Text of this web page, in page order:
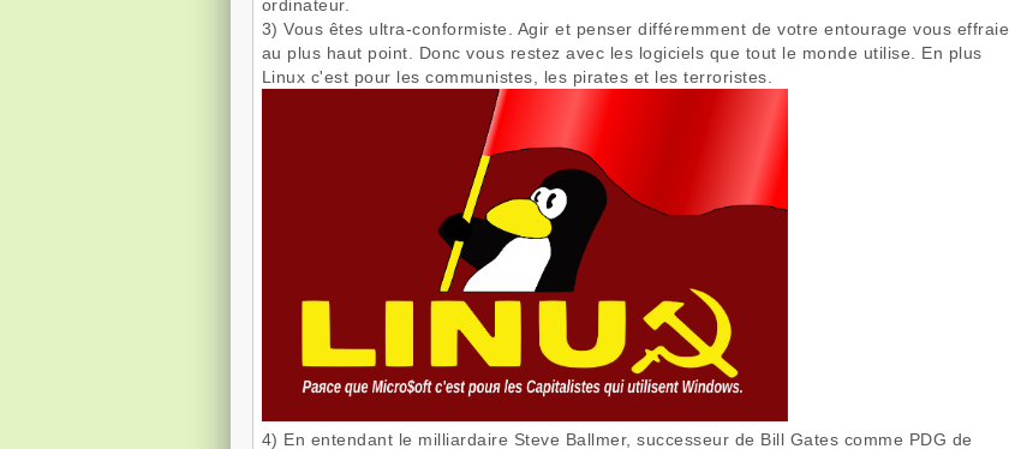
ordinateur.
3) Vous êtes ultra-conformiste. Agir et penser différemment de votre entourage vous effraie
au plus haut point. Donc vous restez avec les logiciels que tout le monde utilise. En plus
Linux c'est pour les communistes, les pirates et les terroristes.
4) En entendant le milliardaire Steve Ballmer, successeur de Bill Gates comme PDG de